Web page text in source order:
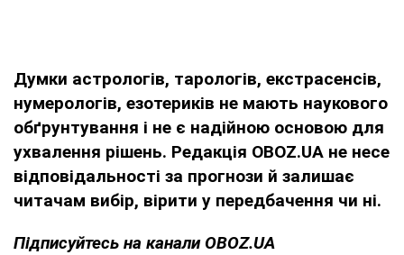
Думки астрологів, тарологів, екстрасенсів,
нумерологів, езотериків не мають наукового
обґрунтування і не є надійною основою для
ухвалення рішень. Редакція OBOZ.UA не несе
відповідальності за прогнози й залишає
читачам вибір, вірити у передбачення чи ні.
Підписуйтесь на канали OBOZ.UA